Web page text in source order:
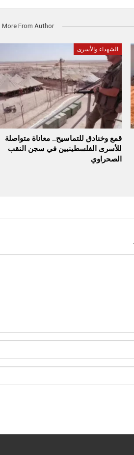
More From Author
الشهداء والأسرى
قمع وخنادق للتماسيح.. معاناة متواصلة
للأسرى الفلسطينيين في سجن النقب
الصحراوي